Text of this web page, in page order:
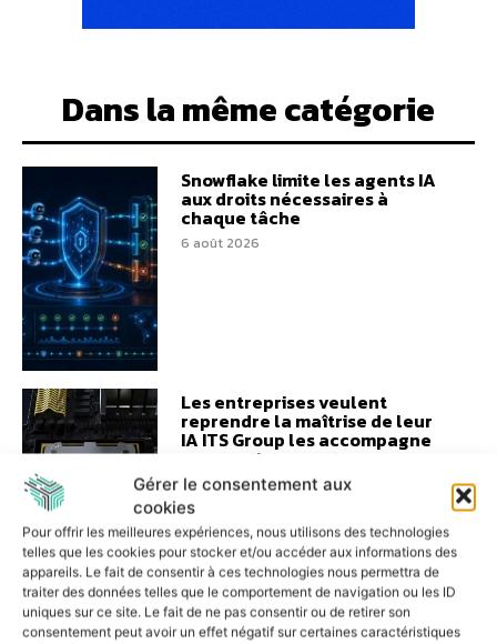
Gérer le consentement aux
cookies
Pour offrir les meilleures expériences, nous utilisons des technologies
telles que les cookies pour stocker et/ou accéder aux informations des
appareils. Le fait de consentir à ces technologies nous permettra de
traiter des données telles que le comportement de navigation ou les ID
uniques sur ce site. Le fait de ne pas consentir ou de retirer son
consentement peut avoir un effet négatif sur certaines caractéristiques
Dans la même catégorie
Snowflake limite les agents IA
aux droits nécessaires à
chaque tâche
6 août 2026
Les entreprises veulent
reprendre la maîtrise de leur
IA ITS Group les accompagne
pragmatiquement
3 août 2026
L’IA au service du